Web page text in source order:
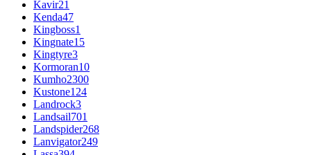
Kavir21
Kenda47
Kingboss1
Kingnate15
Kingtyre3
Kormoran10
Kumho2300
Kustone124
Landrock3
Landsail701
Landspider268
Lanvigator249